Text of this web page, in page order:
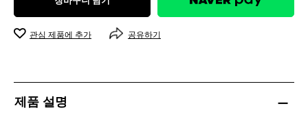
관심 제품에 추가 공유하기
제품 설명